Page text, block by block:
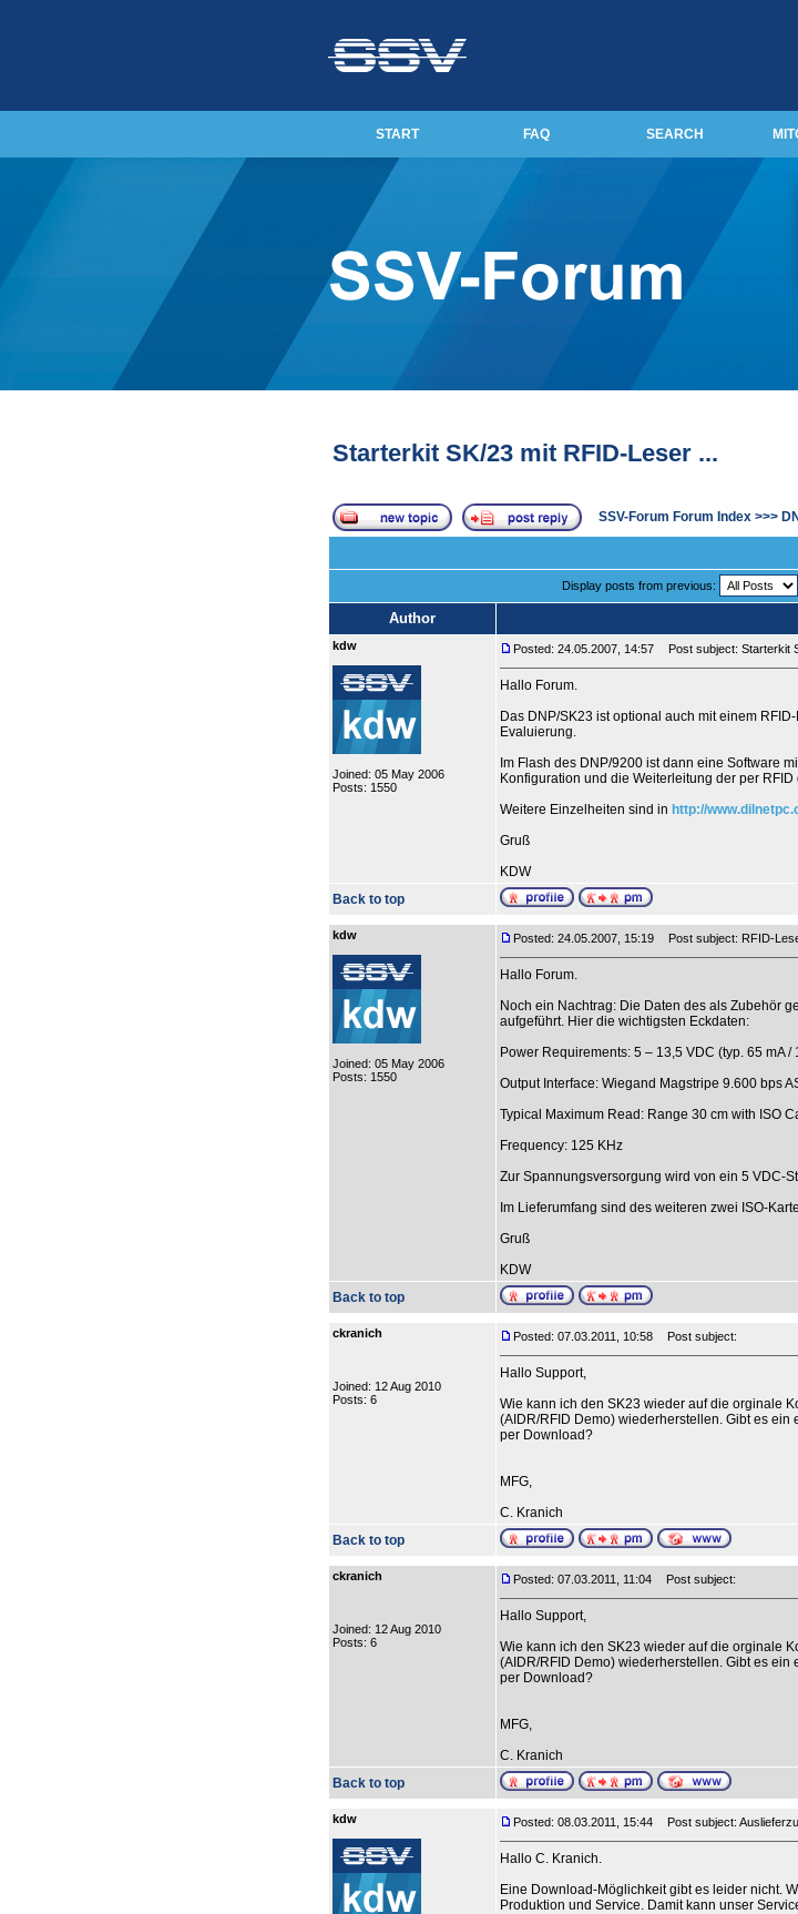
START FAQ SEARCH
Starterkit SK/23 mit RFID-Leser ...
SSV-Forum Forum Index >>>
Display posts from previous:
Author
kdw
Joined: 05 May 2006
Posts: 1550
Posted: 24.05.2007, 14:57 Post subject: Starterkit
Hallo Forum.
Das DNP/SK23 ist optional auch mit einem
Evaluierung.
Im Flash des DNP/9200 ist dann eine Software
Konfiguration und die Weiterleitung der per
Weitere Einzelheiten sind in http://
Gruß
KDW
Back to top
kdw
Joined: 05 May 2006
Posts: 1550
Posted: 24.05.2007, 15:19 Post subject: RFID-
Hallo Forum.
Noch ein Nachtrag: Die Daten des als Zubehör
aufgeführt. Hier die wichtigsten Eckdaten:
Power Requirements: 5 – 13,5 VDC (typ. 65 mA /
Output Interface: Wiegand Magstripe 9.600 bps
Typical Maximum Read: Range 30 cm with ISO
Frequency: 125 KHz
Zur Spannungsversorgung wird von ein 5 VDC-
Im Lieferumfang sind des weiteren zwei ISO-
Gruß
KDW
Back to top
ckranich
Joined: 12 Aug 2010
Posts: 6
Posted: 07.03.2011, 10:58 Post subject:
Hallo Support,
Wie kann ich den SK23 wieder auf die orginale
(AIDR/RFID Demo) wiederherstellen. Gibt es ein
per Download?
MFG,
C. Kranich
Back to top
ckranich
Joined: 12 Aug 2010
Posts: 6
Posted: 07.03.2011, 11:04 Post subject:
Hallo Support,
Wie kann ich den SK23 wieder auf die orginale
(AIDR/RFID Demo) wiederherstellen. Gibt es ein
per Download?
MFG,
C. Kranich
Back to top
kdw Posted: 08.03.2011, 15:44 Post subject:
Hallo C. Kranich.
Eine Download-Möglichkeit gibt es leider nicht.
Produktion und Service. Damit kann unser